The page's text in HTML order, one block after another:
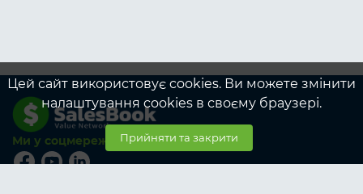
Ми у соцмережах
Цей сайт використовує cookies. Ви можете змінити
налаштування cookies в своєму браузері.
Прийняти та закрити